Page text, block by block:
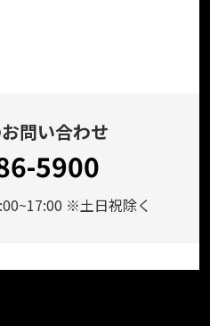
問い合わせ
5900
※土日祝除く